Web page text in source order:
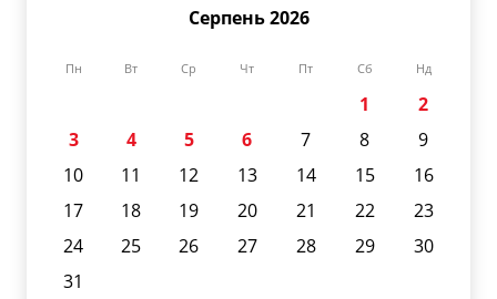
Серпень 2026
Пн Вт Ср Чт Пт Сб Нд
1
2
3
4 5 6 7 8
9
10
11 12 13 14 15
16
17
18 19 20 21 22
23
24
25 26 27 28 29
30
31